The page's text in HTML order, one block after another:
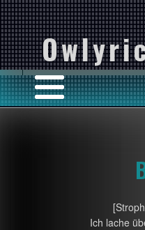
Ich lache